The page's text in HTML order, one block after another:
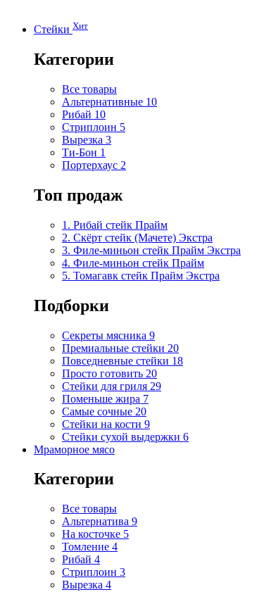
Стейки Хит
Категории
Все товары
Альтернативные 10
Рибай 10
Стриплоин 5
Вырезка 3
Ти-Бон 1
Портерхаус 2
Топ продаж
1. Рибай cтейк Прайм
2. Скёрт стейк (Мачете) Экстра
3. Филе-миньон стейк Прайм Экстра
4. Филе-миньон стейк Прайм
5. Томагавк стейк Прайм Экстра
Подборки
Секреты мясника 9
Премиальные стейки 20
Повседневные стейки 18
Просто готовить 20
Стейки для гриля 29
Поменьше жира 7
Самые сочные 20
Стейки на кости 9
Стейки сухой выдержки 6
Мраморное мясо
Категории
Все товары
Альтернатива 9
На косточке 5
Томление 4
Рибай 4
Стриплоин 3
Вырезка 4